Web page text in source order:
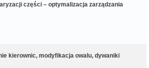
części – optymalizacja zarządzania
kierownic, modyfikacja owalu, dywaniki